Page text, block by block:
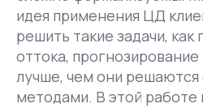
идея применения ЦД
решить такие задачи, как
оттока, прогнозирование
лучше, чем они
методами. В этой